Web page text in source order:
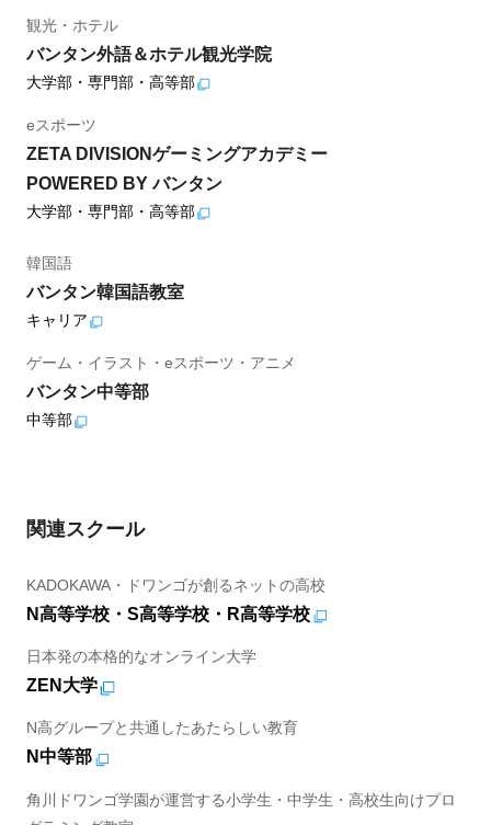
観光・ホテル
バンタン外語＆ホテル観光学院
大学部・専門部・高等部
eスポーツ
ZETA DIVISIONゲーミングアカデミー
POWERED BY バンタン
大学部・専門部・高等部
韓国語
バンタン韓国語教室
キャリア
ゲーム・イラスト・eスポーツ・アニメ
バンタン中等部
中等部
関連スクール
KADOKAWA・ドワンゴが創るネットの高校
N高等学校・S高等学校・R高等学校
日本発の本格的なオンライン大学
ZEN大学
N高グループと共通したあたらしい教育
N中等部
角川ドワンゴ学園が運営する小学生・中学生・高校生向けプロ